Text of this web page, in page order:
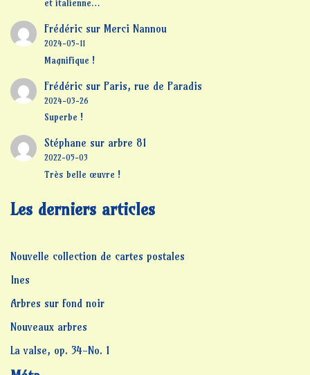
et italienne…
Frédéricsur Merci Nannou
2024-05-11
Magnifique !
Frédéricsur Paris, rue de Paradis
2024-03-26
Superbe !
Stéphane sur arbre 81
2022-05-03
Très belle œuvre !
Les derniers articles
Nouvelle collection de cartes postales
Ines
Arbres sur fond noir
Nouveaux arbres
La valse, op. 34-No. 1